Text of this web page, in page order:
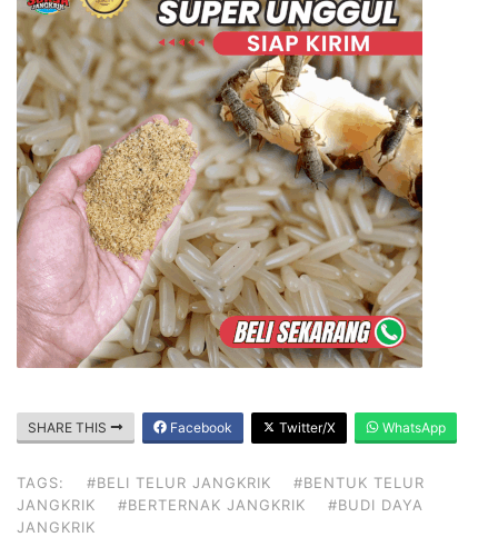
SHARE THIS Facebook Twitter/X WhatsApp
TAGS: #BELI TELUR JANGKRIK
#BENTUK TELUR
JANGKRIK
#BERTERNAK JANGKRIK
#BUDI DAYA
JANGKRIK